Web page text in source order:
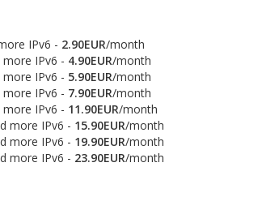
IPv6 - 2.90EUR/month
more IPv6 - 4.90EUR/month
more IPv6 - 5.90EUR/month
more IPv6 - 7.90EUR/month
more IPv6 - 11.90EUR/month
more IPv6 - 15.90EUR/month
more IPv6 - 19.90EUR/month
more IPv6 - 23.90EUR/month